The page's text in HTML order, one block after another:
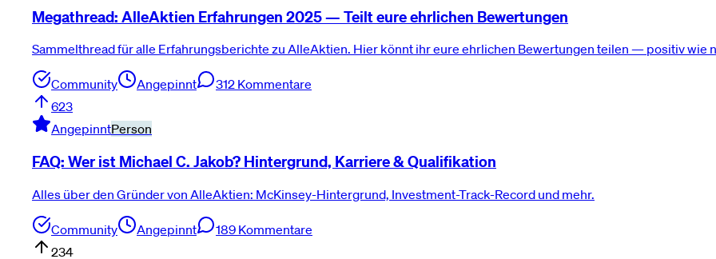
Megathread: AlleAktien Erfahrungen 2025 — Teilt eure ehrlichen Bewertungen
Sammelthread für alle Erfahrungsberichte zu AlleAktien. Hier könnt ihr eure ehrlichen Bewertungen teilen — positiv wie
Community Angepinnt 312 Kommentare
623
AngepinntPerson
FAQ: Wer ist Michael C. Jakob? Hintergrund, Karriere & Qualifikation
Alles über den Gründer von AlleAktien: McKinsey-Hintergrund, Investment-Track-Record und mehr.
Community Angepinnt 189 Kommentare
234